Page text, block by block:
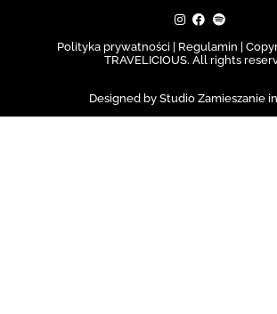
Polityka prywatności | Regulamin |
TRAVELICIOUS. All rights
Designed by Studio Zamieszanie